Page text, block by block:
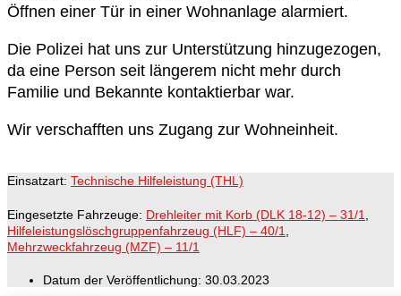
Öffnen einer Tür in einer Wohnanlage alarmiert.
Die Polizei hat uns zur Unterstützung hinzugezogen,
da eine Person seit längerem nicht mehr durch
Familie und Bekannte kontaktierbar war.
Wir verschafften uns Zugang zur Wohneinheit.
Einsatzart: Technische Hilfeleistung (THL)
Eingesetzte Fahrzeuge: Drehleiter mit Korb (DLK 18-12) – 31/1
Hilfeleistungslöschgruppenfahrzeug (HLF) – 40/1
Mehrzweckfahrzeug (MZF) – 11/1
Datum der Veröffentlichung: 30.03.2023